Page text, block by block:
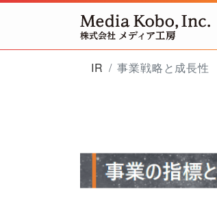
IR 事業戦略と成長性